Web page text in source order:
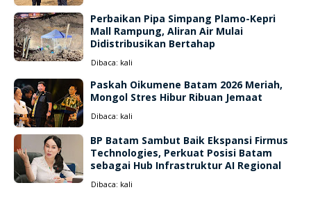
Perbaikan Pipa Simpang Plamo-Kepri
Mall Rampung, Aliran Air Mulai
Didistribusikan Bertahap
Dibaca: kali
Paskah Oikumene Batam 2026 Meriah,
Mongol Stres Hibur Ribuan Jemaat
Dibaca: kali
BP Batam Sambut Baik Ekspansi Firmus
Technologies, Perkuat Posisi Batam
sebagai Hub Infrastruktur AI Regional
Dibaca: kali